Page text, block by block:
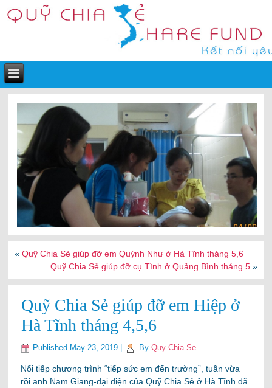
«Quỹ Chia Sẻ giúp đỡ em Quỳnh Như ở Hà Tĩnh tháng 5,6
Quỹ Chia Sẻ giúp đỡ cụ Tình ở Quảng Bình tháng 5»
Quỹ Chia Sẻ giúp đỡ em Hiệp ở
Hà Tĩnh tháng 4,5,6
Published May 23, 2019 By Quy Chia Se
Nối tiếp chương trình “tiếp sức em đến trường”, tuần vừa
rồi anh Nam Giang-đại diện của Quỹ Chia Sẻ ở Hà Tĩnh đã